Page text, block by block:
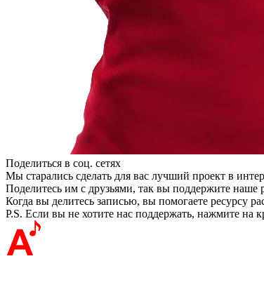
Поделиться в соц. сетях
Мы старались сделать для вас лучший проект в
Поделитесь им с друзьями, так вы поддержите наше
Когда вы делитесь записью, вы помогаете ресурсу
P.S. Если вы не хотите нас поддержать, нажмите на